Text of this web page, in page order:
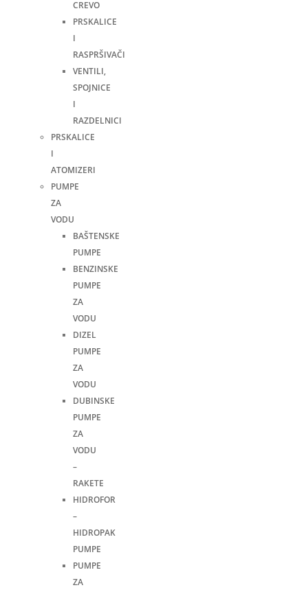
CREVO
PRSKALICE
I
RASPRŠIVAČI
VENTILI,
SPOJNICE
I
RAZDELNICI
PRSKALICE
I
ATOMIZERI
PUMPE
ZA
VODU
BAŠTENSKE
PUMPE
BENZINSKE
PUMPE
ZA
VODU
DIZEL
PUMPE
ZA
VODU
DUBINSKE
PUMPE
ZA
VODU
–
RAKETE
HIDROFOR
–
HIDROPAK
PUMPE
PUMPE
ZA